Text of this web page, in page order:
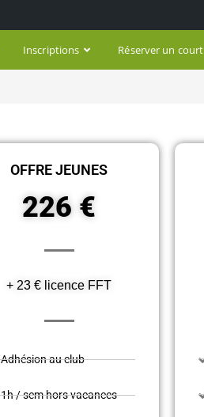
Inscriptions Réserver un court
OFFRE JEUNES
226 €
+ 23 € licence FFT
Adhésion au club
1h / sem hors vacances